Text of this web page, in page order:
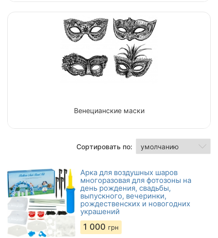
Венецианские маски
Сортировать по:
Арка для воздушных шаров
многоразовая для фотозоны на
день рождения, свадьбы,
выпускного, вечеринки,
рождественских и новогодних
украшений
1 000 грн